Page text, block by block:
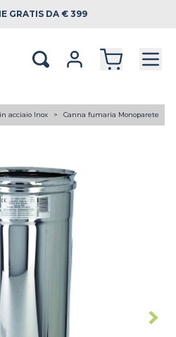
GRATIS DA € 399
acciaio Inox Canna fumaria Monoparete